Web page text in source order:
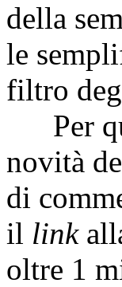
della
le
filtro
Per
novità
di
il link
oltre 1